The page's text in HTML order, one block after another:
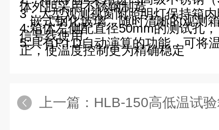
体外胆采用不锈钢制造
3：大型观测视窗附照明灯保持箱
嵌式钢化玻璃，随时清晰的观测
4:箱体左侧配直径50mm的测试孔
信号线使用
5:具有P.I.D自动演算的功能，可将
正，使温度控制更为精确稳定
上一篇： HLB-150高低温试